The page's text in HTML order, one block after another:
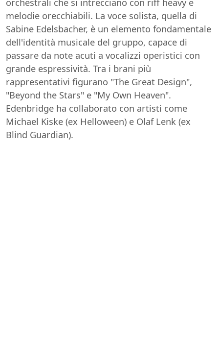
melodie orecchiabili. La voce solista, quella di
Sabine Edelsbacher, è un elemento fondamentale
dell'identità musicale del gruppo, capace di
passare da note acuti a vocalizzi operistici con
grande espressività. Tra i brani più
rappresentativi figurano "The Great Design",
"Beyond the Stars" e "My Own Heaven".
Edenbridge ha collaborato con artisti come
Michael Kiske (ex Helloween) e Olaf Lenk (ex
Blind Guardian).